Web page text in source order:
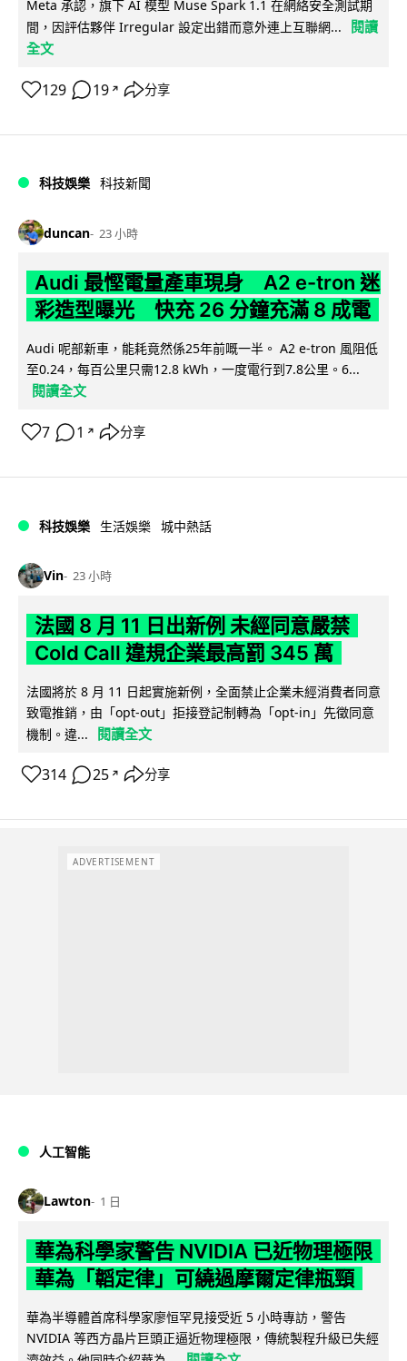
Meta 承認，旗下 AI 模型 Muse Spark 1.1 在網絡安全測試期
間，因評估夥伴 Irregular 設定出錯而意外連上互聯網...
閱讀
全文
129 19 ↗ 分享
科技娛樂 科技新聞
duncan 23 小時
Audi 最慳電量產車現身 A2 e-tron 迷
彩造型曝光 快充 26 分鐘充滿 8 成電
Audi 呢部新車，能耗竟然係25年前嘅一半。 A2 e-tron 風阻低
至0.24，每百公里只需12.8 kWh，一度電行到7.8公里。6...
閱讀全文
7 1 ↗ 分享
科技娛樂 生活娛樂 城中熱話
Vin 23 小時
法國 8 月 11 日出新例 未經同意嚴禁
Cold Call 違規企業最高罰 345 萬
法國將於 8 月 11 日起實施新例，全面禁止企業未經消費者同意
致電推銷，由「opt-out」拒接登記制轉為「opt-in」先徵同意
機制。違...
閱讀全文
314 25 ↗ 分享
ADVERTISEMENT
人工智能
Lawton 1 日
華為科學家警告 NVIDIA 已近物理極限
華為「韜定律」可繞過摩爾定律瓶頸
華為半導體首席科學家廖恒罕見接受近 5 小時專訪，警告
NVIDIA 等西方晶片巨頭正逼近物理極限，傳統製程升級已失經